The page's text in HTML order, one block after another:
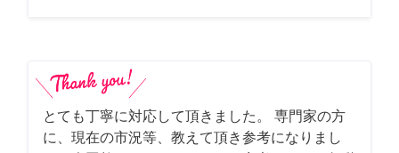
とても丁寧に対応して頂きました。 専門家の方
に、現在の市況等、教えて頂き参考になりまし